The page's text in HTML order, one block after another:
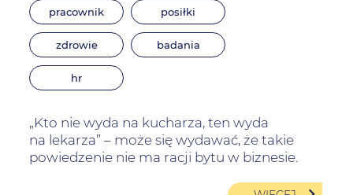
pracownik posiłki
zdrowie badania
hr
„Kto nie wyda na kucharza, ten wyda
na lekarza” – może się wydawać, że takie
powiedzenie nie ma racji bytu w biznesie.